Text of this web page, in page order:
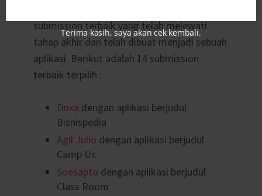
submission terbaik yang telah melewati
tahap akhir dan telah dibuat menjadi sebuah
aplikasi. Berikut adalah 14 submission
terbaik terpilih :
Doxa dengan aplikasi berjudul
Bisnispedia
Agil Julio dengan aplikasi berjudul
Camp Us
Soesapto dengan aplikasi berjudul
Class Room
Terima kasih, saya akan cek kembali.